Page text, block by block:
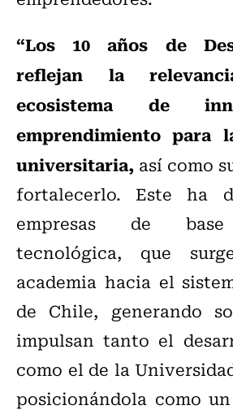
“Los 10 años de
reflejan la
ecosistema de
emprendimiento para
universitaria, así como
fortalecerlo. Este ha
empresas de
tecnológica, que
academia hacia el
de Chile, generando
impulsan tanto el
como el de la
posicionándola como